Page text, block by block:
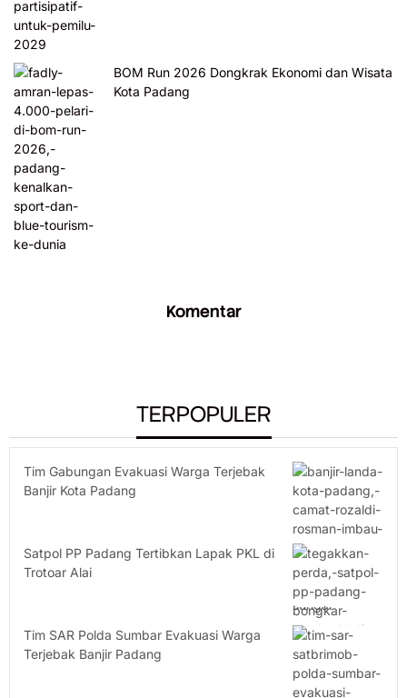
BOM Run 2026 Dongkrak Ekonomi dan Wisata
Kota Padang
Komentar
TERPOPULER
Tim Gabungan Evakuasi Warga Terjebak
Banjir Kota Padang
Satpol PP Padang Tertibkan Lapak PKL di
Trotoar Alai
Tim SAR Polda Sumbar Evakuasi Warga
Terjebak Banjir Padang